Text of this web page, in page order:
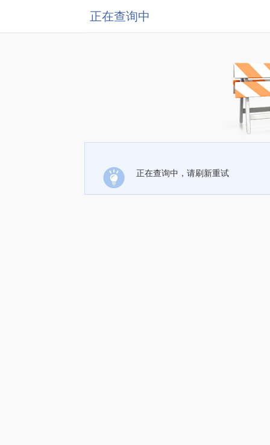
正在查询中
正在查询中，请刷新重试